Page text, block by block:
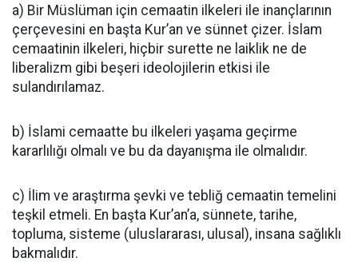
a) Bir Müslüman için cemaatin ilkeleri ile inançlarının
çerçevesini en başta Kur’an ve sünnet çizer. İslam
cemaatinin ilkeleri, hiçbir surette ne laiklik ne de
liberalizm gibi beşeri ideolojilerin etkisi ile
sulandırılamaz.
b) İslami cemaatte bu ilkeleri yaşama geçirme
kararlılığı olmalı ve bu da dayanışma ile olmalıdır.
c) İlim ve araştırma şevki ve tebliğ cemaatin temelini
teşkil etmeli. En başta Kur’an’a, sünnete, tarihe,
topluma, sisteme (uluslararası, ulusal), insana sağlıklı
bakmalıdır.